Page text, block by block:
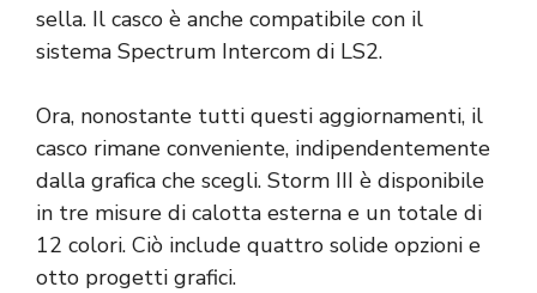
sella. Il casco è anche compatibile con il
sistema Spectrum Intercom di LS2.
Ora, nonostante tutti questi aggiornamenti, il
casco rimane conveniente, indipendentemente
dalla grafica che scegli. Storm III è disponibile
in tre misure di calotta esterna e un totale di
12 colori. Ciò include quattro solide opzioni e
otto progetti grafici.